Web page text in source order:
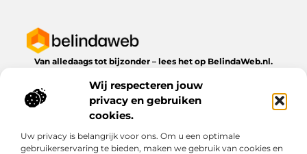
Wij respecteren jouw
privacy en gebruiken
cookies.
Uw privacy is belangrijk voor ons. Om u een optimale
gebruikerservaring te bieden, maken we gebruik van cookies en
Van alledaags tot bijzonder – lees het op BelindaWeb.nl.
dagelijks leven te bieden heeft.
Bericht categorie